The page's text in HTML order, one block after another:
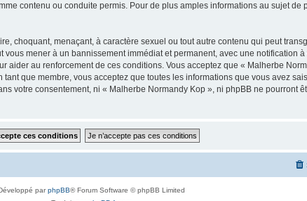
contenu ou conduite permis. Pour de plus amples informations au sujet de
choquant, menaçant, à caractère sexuel ou tout autre contenu qui peut
mener à un bannissement immédiat et permanent, avec une notification à
au renforcement de ces conditions. Vous acceptez que « Malherbe
que membre, vous acceptez que toutes les informations que vous avez
votre consentement, ni « Malherbe Normandy Kop », ni phpBB ne pourront
parphpBB® Forum Software © phpBB Limited